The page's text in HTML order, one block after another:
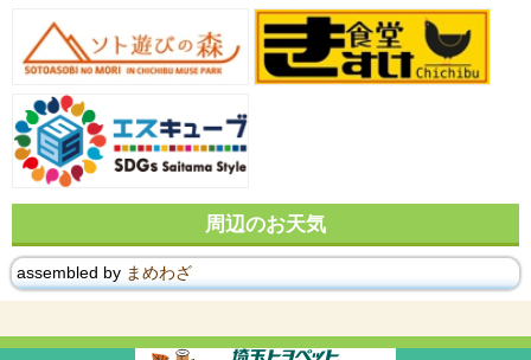
周辺のお天気
assembled by まめわざ